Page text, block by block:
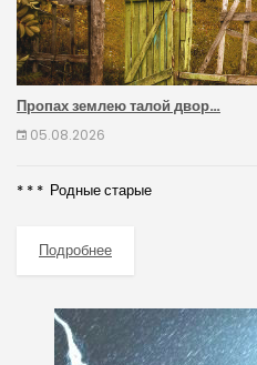
Пропах землею талой двор…
05.08.2026
* * * Родные старые
Подробнее